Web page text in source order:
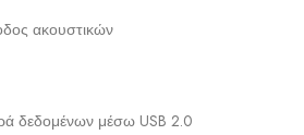
ακουστικών
δεδομένων μέσω USB 2.0